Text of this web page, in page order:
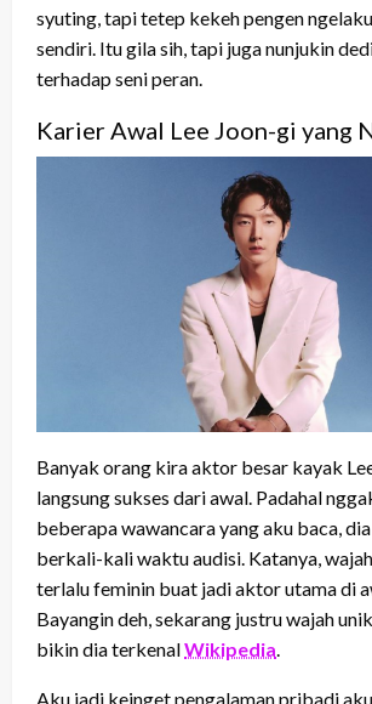
syuting, tapi tetep kekeh pengen
sendiri. Itu gila sih, tapi juga nunjukin
terhadap seni peran.
Karier Awal Lee Joon-gi yang
Banyak orang kira aktor besar kayak
langsung sukses dari awal. Padahal
beberapa wawancara yang aku baca,
berkali-kali waktu audisi. Katanya,
terlalu feminin buat jadi aktor utama di
Bayangin deh, sekarang justru wajah
bikin dia terkenalWikipedia
Aku jadi keinget pengalaman pribadi